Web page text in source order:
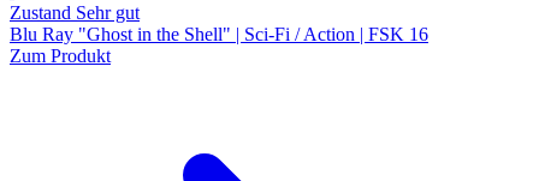
Zustand Sehr gut
Blu Ray "Ghost in the Shell" | Sci-Fi / Action | FSK 16
Zum Produkt